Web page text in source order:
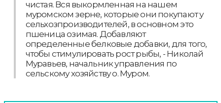
чистая. Вся выкормленная на нашем
муромском зерне, которые они покупают у
сельхозпроизводителей, в основном это
пшеница озимая. Добавляют
определенные белковые добавки, для того,
чтобы стимулировать рост рыбы, - Николай
Муравьев, начальник управления по
сельскому хозяйству о. Муром.